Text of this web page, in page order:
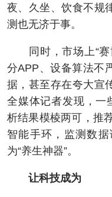
夜、久坐、饮食不规
测也无济于事。
同时，市场上“赛
分APP、设备算法不
据，甚至存在夸大宣
全媒体记者发现，一
析结果模棱两可，推
智能手环，监测数
为“养生神器”。
让科技成为